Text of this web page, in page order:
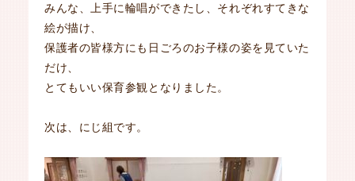
みんな、上手に輪唱ができたし、それぞれすてきな
絵が描け、
保護者の皆様方にも日ごろのお子様の姿を見ていた
だけ、
とてもいい保育参観となりました。
次は、にじ組です。